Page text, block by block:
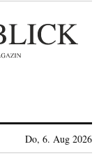
Do, 6. Aug 2026